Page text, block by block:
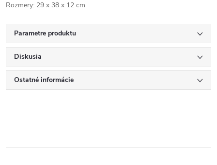
Rozmery: 29 x 38 x 12 cm
Parametre produktu
Diskusia
Ostatné informácie